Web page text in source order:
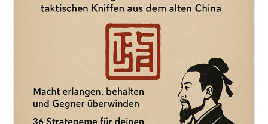
Das
Lebenskunst
Kontinuierliche
Verbesserung
Buch
Von
Markus